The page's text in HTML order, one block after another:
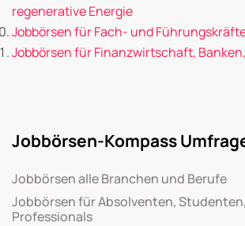
regenerative Energie
Jobbörsen für Fach- und
Jobbörsen für Finanzwirtschaft,
Jobbörsen-Kompass
Jobbörsen alle Branchen und Berufe
Jobbörsen für Absolventen,
Professionals